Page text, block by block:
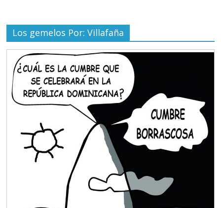
Los gemelos Por: Villafaña